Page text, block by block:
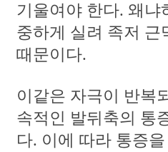
기울여야 한다. 왜
중하게 실려 족저
때문이다.
이같은 자극이 반복
속적인 발뒤축의 통
다. 이에 따라 통증